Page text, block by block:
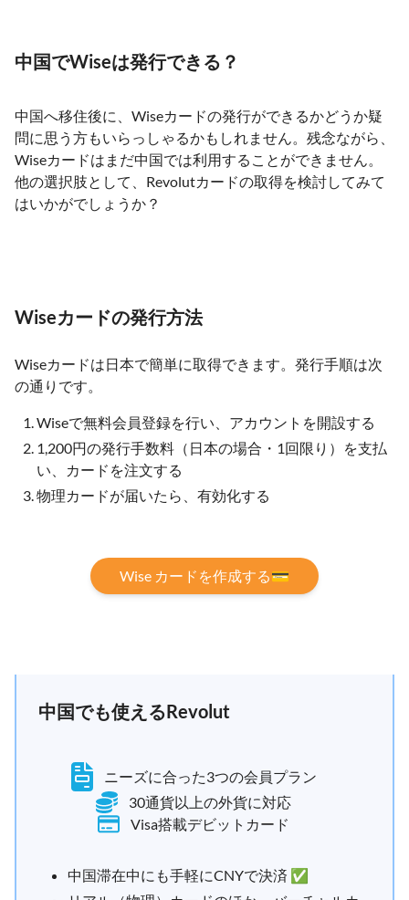
中国でWiseは発行できる？
中国へ移住後に、Wiseカードの発行ができるかどうか疑
問に思う方もいらっしゃるかもしれません。残念ながら、
Wiseカードはまだ中国では利用することができません。
他の選択肢として、Revolutカードの取得を検討してみて
はいかがでしょうか？
Wiseカードの発行方法
Wiseカードは日本で簡単に取得できます。発行手順は次
の通りです。
Wiseで無料会員登録を行い、アカウントを開設する
1,200円の発行手数料（日本の場合・1回限り）を支払
い、カードを注文する
物理カードが届いたら、有効化する
Wise カードを作成する💳
中国でも使えるRevolut
ニーズに合った3つの会員プラン
30通貨以上の外貨に対応
Visa搭載デビットカード
中国滞在中にも手軽にCNYで決済 ✅